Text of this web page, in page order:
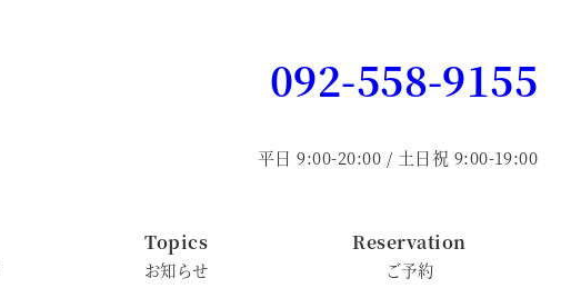
092-558-9155
平日 9:00-20:00 / 土日祝 9:00-19:00
Topics
お知らせ
Reservation
ご予約